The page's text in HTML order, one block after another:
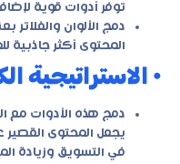
توفر أدوات قوية
دمج الألوان والفلاتر
المحتوى أكثر جاذبية
• الاستراتيجية
دمج هذه الأدوات مع
في التسويق وزيادة